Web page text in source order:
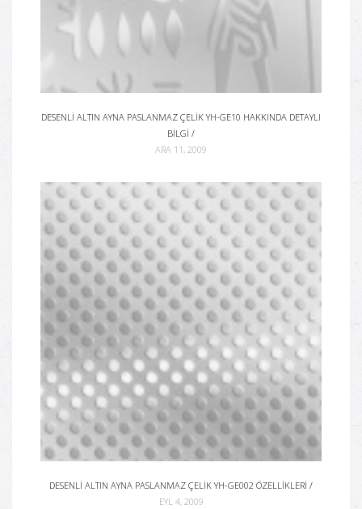
DESENLI ALTIN AYNA PASLANMAZ ÇELIK YH-GE10 HAKKINDA DETAYLI
BILGI /
ARA 11, 2009
DESENLI ALTIN AYNA PASLANMAZ ÇELIK YH-GE002 ÖZELLIKLERI /
EYL 4, 2009